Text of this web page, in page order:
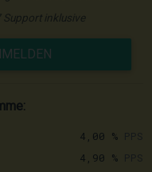
inklusive
4,00 %
4,90 %